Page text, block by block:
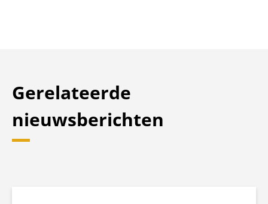
Gerelateerde
nieuwsberichten